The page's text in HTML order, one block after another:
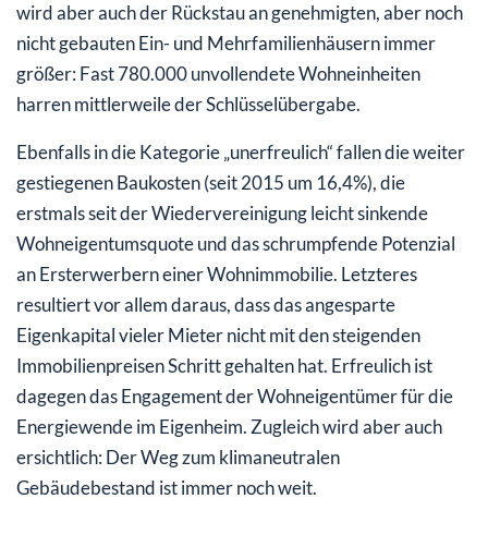
wird aber auch der Rückstau an genehmigten, aber noch
nicht gebauten Ein- und Mehrfamilienhäusern immer
größer: Fast 780.000 unvollendete Wohneinheiten
harren mittlerweile der Schlüsselübergabe.
Ebenfalls in die Kategorie „unerfreulich“ fallen die weiter
gestiegenen Baukosten (seit 2015 um 16,4%), die
erstmals seit der Wiedervereinigung leicht sinkende
Wohneigentumsquote und das schrumpfende Potenzial
an Ersterwerbern einer Wohnimmobilie. Letzteres
resultiert vor allem daraus, dass das angesparte
Eigenkapital vieler Mieter nicht mit den steigenden
Immobilienpreisen Schritt gehalten hat. Erfreulich ist
dagegen das Engagement der Wohneigentümer für die
Energiewende im Eigenheim. Zugleich wird aber auch
ersichtlich: Der Weg zum klimaneutralen
Gebäudebestand ist immer noch weit.